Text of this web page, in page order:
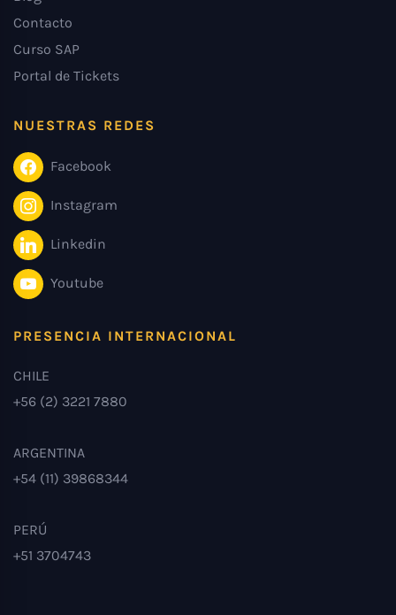
Contacto
Curso SAP
Portal de Tickets
NUESTRAS REDES
Facebook
Instagram
Linkedin
Youtube
PRESENCIA INTERNACIONAL
CHILE
+56 (2) 3221 7880
ARGENTINA
+54 (11) 39868344
PERÚ
+51 3704743